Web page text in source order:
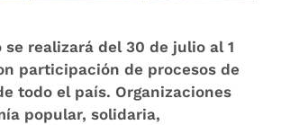
realizará del 30 de julio al 1
participación de procesos de
todo el país. Organizaciones
popular, solidaria,